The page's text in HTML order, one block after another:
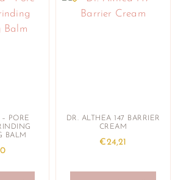
PORE
BALM
DR. ALTHEA 147 BARRIER
CREAM
€24,21